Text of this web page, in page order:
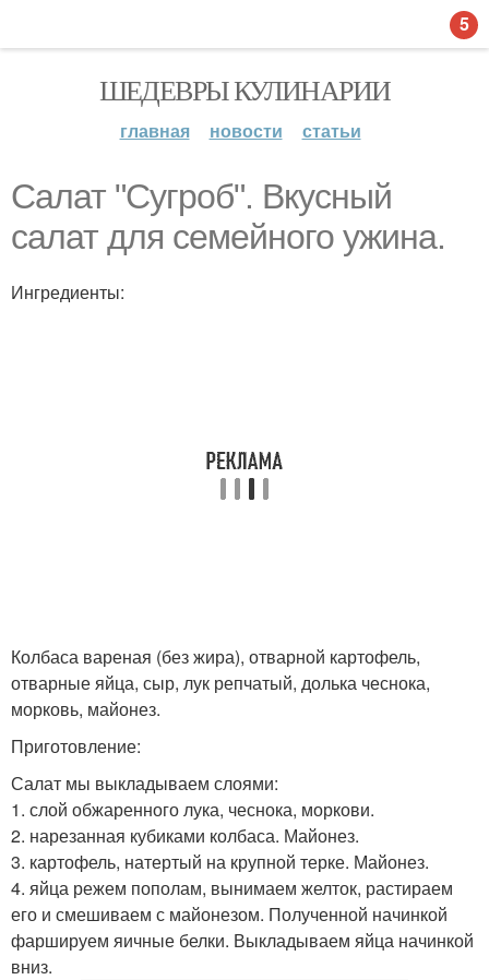
ШЕДЕВРЫ КУЛИНАРИИ
главная новости статьи
Салат "Сугроб". Вкусный
салат для семейного ужина.
Ингредиенты:
Колбаса вареная (без жира), отварной картофель,
отварные яйца, сыр, лук репчатый, долька чеснока,
морковь, майонез.
Приготовление:
Салат мы выкладываем слоями:
1. слой обжаренного лука, чеснока, моркови.
2. нарезанная кубиками колбаса. Майонез.
3. картофель, натертый на крупной терке. Майонез.
4. яйца режем пополам, вынимаем желток, растираем
его и смешиваем с майонезом. Полученной начинкой
фаршируем яичные белки. Выкладываем яйца начинкой
вниз.
5